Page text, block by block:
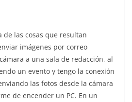
de las cosas que resultan
imágenes por correo
a una sala de redacción, al
un evento y tengo la conexión
las fotos desde la cámara
de encender un PC. En un